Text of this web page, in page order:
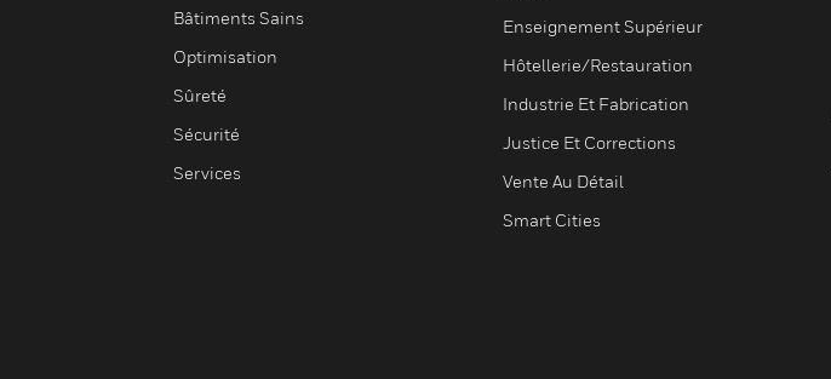
Bâtiments Sains
Optimisation
Sûreté
Sécurité
Services
Enseignement Supérieur
Hôtellerie/Restauration
Industrie Et Fabrication
Justice Et Corrections
Vente Au Détail
Smart Cities